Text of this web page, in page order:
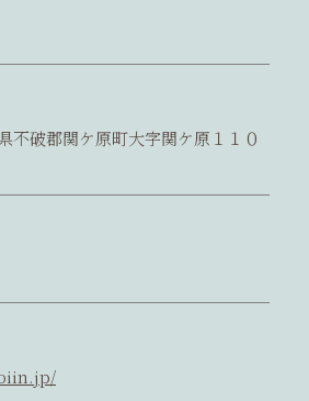
破郡関ケ原町大字関ケ原１１０